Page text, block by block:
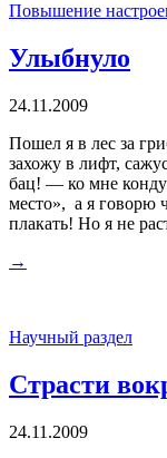
Повышение
Улыбнуло
24.11.2009
Пошел я в лес за
захожу в лифт,
бац! — ко мне
место», а я говорю
плакать! Но я не
→
Научный раздел
Страсти
24.11.2009